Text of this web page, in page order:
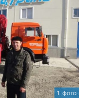
1 фото